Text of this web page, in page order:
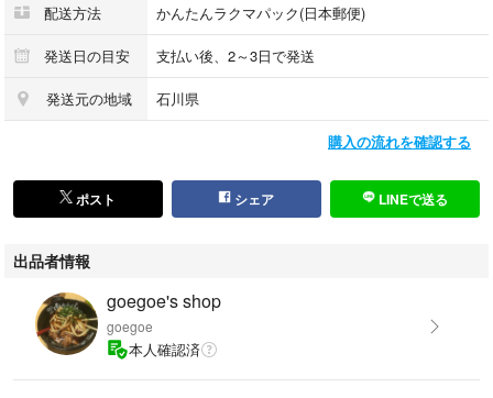
配送方法 かんたんラクマパック(日本郵便)
発送日の目安 支払い後、2～3日で発送
発送元の地域 石川県
購入の流れを確認する
ポスト シェア LINEで送る
出品者情報
goegoe's shop
goegoe
本人確認済